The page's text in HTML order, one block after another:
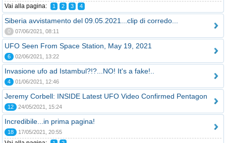
Vai alla pagina: 1 2 3 4
Siberia avvistamento del 09.05.2021...clip di corredo...
0 07/06/2021, 08:11
UFO Seen From Space Station, May 19, 2021
6 02/06/2021, 13:22
Invasione ufo ad Istambul?!?...NO! It's a fake!..
4 01/06/2021, 12:46
Jeremy Corbell: INSIDE Latest UFO Video Confirmed Pentagon
12 24/05/2021, 15:24
Incredibile...in prima pagina!
18 17/05/2021, 20:55